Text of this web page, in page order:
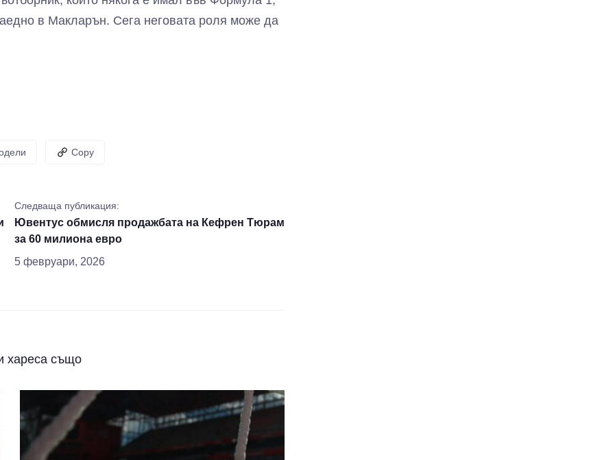
в Макларън. Сега неговата роля може да
Copy
Следваща публикация:
Ювентус обмисля продажбата на Кефрен Тюрам
за 60 милиона евро
5 февруари, 2026
хареса също